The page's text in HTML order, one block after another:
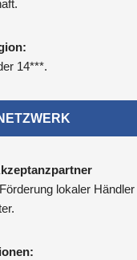
14***.
lokaler Händler